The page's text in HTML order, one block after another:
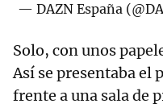
— DAZN España
Solo, con unos
Así se presentaba el
frente a una sala de